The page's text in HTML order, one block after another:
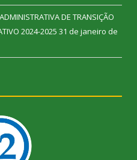
DE TRANSIÇÃO
2024-2025 31 de janeiro de